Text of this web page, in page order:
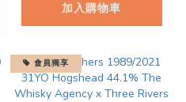
加入購物車
會員獨享